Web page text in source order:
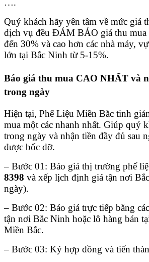
….
Quý khách hãy yên tâm về mức giá
dịch vụ đều ĐẢM BẢO giá thu mua
đến 30% và cao hơn các nhà máy,
lớn tại Bắc Ninh từ 5-15%.
Báo giá thu mua CAO NHẤT và
trong ngày
Hiện tại, Phế Liệu Miền Bắc tinh
mua một các nhanh nhất. Giúp quý
trong ngày và nhận tiền đầy đủ sau
được bốc dỡ.
– Bước 01: Báo giá thị trường phế
8398 và xếp lịch định giá tận nơi
ngày).
– Bước 02: Báo giá trực tiếp bằng
tận nơi Bắc Ninh hoặc lô hàng bán
Miền Bắc.
– Bước 03: Ký hợp đồng và tiến